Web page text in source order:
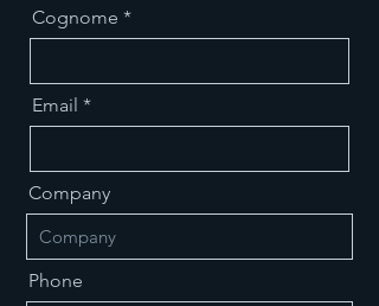
Cognome
Email
Company
Phone